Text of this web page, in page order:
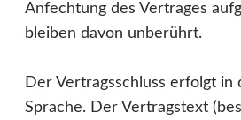
Anfechtung des Vertrages
bleiben davon unberührt.
Der Vertragsschluss erfolgt in
Sprache. Der Vertragstext